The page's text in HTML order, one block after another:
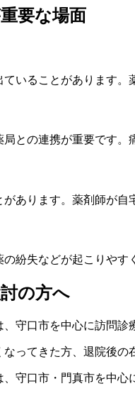
要な場面
いることがあります
との連携が重要です
あります。薬剤師が
紛失などが起こりや
の方へ
守口市を中心に訪問
ってきた方、退院後の
守口市・門真市を中